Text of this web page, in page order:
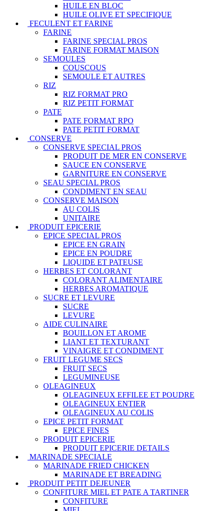
HUILE EN BLOC
HUILE OLIVE ET SPECIFIQUE
FECULENT ET FARINE
FARINE
FARINE SPECIAL PROS
FARINE FORMAT MAISON
SEMOULES
COUSCOUS
SEMOULE ET AUTRES
RIZ
RIZ FORMAT PRO
RIZ PETIT FORMAT
PATE
PATE FORMAT RPO
PATE PETIT FORMAT
CONSERVE
CONSERVE SPECIAL PROS
PRODUIT DE MER EN CONSERVE
SAUCE EN CONSERVE
GARNITURE EN CONSERVE
SEAU SPECIAL PROS
CONDIMENT EN SEAU
CONSERVE MAISON
AU COLIS
UNITAIRE
PRODUIT EPICERIE
EPICE SPECIAL PROS
EPICE EN GRAIN
EPICE EN POUDRE
LIQUIDE ET PATEUSE
HERBES ET COLORANT
COLORANT ALIMENTAIRE
HERBES AROMATIQUE
SUCRE ET LEVURE
SUCRE
LEVURE
AIDE CULINAIRE
BOUILLON ET AROME
LIANT ET TEXTURANT
VINAIGRE ET CONDIMENT
FRUIT LEGUME SECS
FRUIT SECS
LEGUMINEUSE
OLEAGINEUX
OLEAGINEUX EFFILEE ET POUDRE
OLEAGINEUX ENTIER
OLEAGINEUX AU COLIS
EPICE PETIT FORMAT
EPICE FINES
PRODUIT EPICERIE
PRODUIT EPICERIE DETAILS
MARINADE SPECIALE
MARINADE FRIED CHICKEN
MARINADE ET BREADING
PRODUIT PETIT DEJEUNER
CONFITURE MIEL ET PATE A TARTINER
CONFITURE